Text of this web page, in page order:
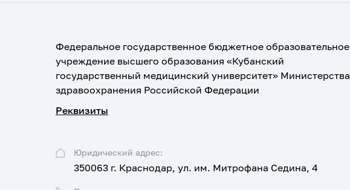
Федеральное государственное бюджетное образовательное
учреждение высшего образования «Кубанский
государственный медицинский университет» Министерства
здравоохранения Российской Федерации
Реквизиты
Юридический адрес:
350063 г. Краснодар, ул. им. Митрофана Седина, 4